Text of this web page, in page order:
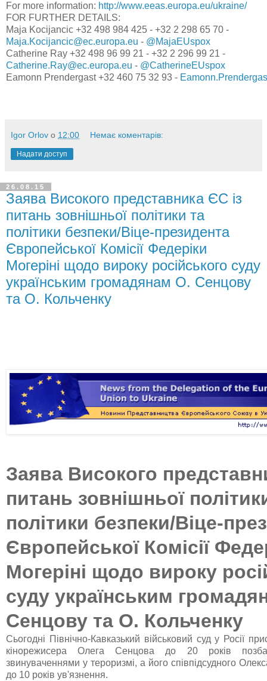
For more information: http://www.eeas.europa.eu/ukraine/
FOR FURTHER DETAILS:
Maja Kocijancic +32 498 984 425 - +32 2 298 65 70 -
Maja.Kocijancic@ec.europa.eu - @MajaEUspox
Catherine Ray +32 498 96 99 21 - +32 2 296 99 21 -
Catherine.Ray@ec.europa.eu - @CatherineEUspox
Eamonn Prendergast +32 460 75 32 93 -
Igor Orlov о 12:00 Немає коментарів:
Надати доступ
26.08.15
Заява Високого представника ЄС із
питань зовнішньої політики та
політики безпеки/Віце-президента
Європейської Комісії Федеріки
Могеріні щодо вироку російського суду
українським громадянам О. Сенцову
та О. Кольченку
Заява Високого
питань зовнішньої
політики безпеки/Віце-
Європейської Комісії
Могеріні щодо вироку
суду українським
Сенцову та О. Кольченку
Сьогодні Північно-Кавказький військовий суд у Росії
кінорежисера Олега Сенцова до 20 років
звинуваченнями у тероризмі, а його співпідсудного
до 10 років ув'язнення.